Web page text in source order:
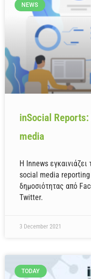
NEWS
inSocial
media
Η Innews
social media reporting
δημοσιότητας από
Twitter.
3 December 2021
TODAY